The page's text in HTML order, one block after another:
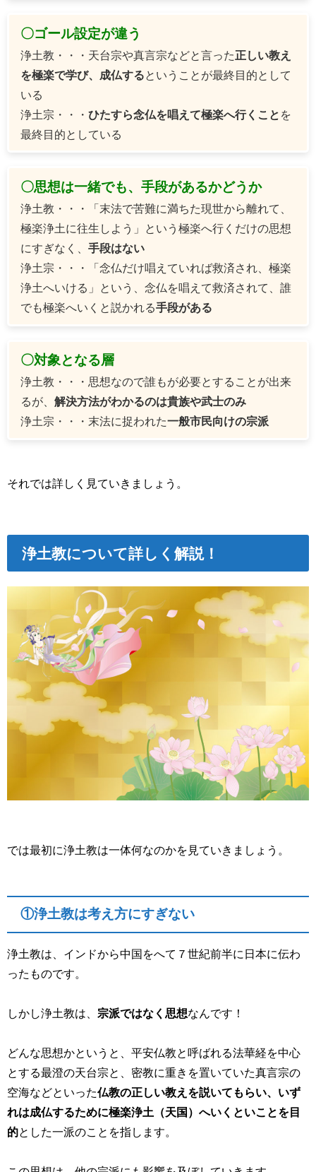
〇ゴール設定が違う
浄土教・・・天台宗や真言宗などと言った正しい教え
を極楽で学び、成仏する ということが最終目的として
いる
浄土宗・・・ ひたすら念仏を唱えて極楽へ行くこと を
最終目的としている
〇思想は一緒でも、手段があるかどうか
浄土教・・・「末法で苦難に満ちた現世から離れて、
極楽浄土に往生しよう」という極楽へ行くだけの思想
にすぎなく、 手段はない
浄土宗・・・「念仏だけ唱えていれば救済され、極楽
浄土へいける」という、念仏を唱えて救済されて、誰
でも極楽へいくと説かれる手段がある
〇対象となる層
浄土教・・・思想なので誰もが必要とすることが出来
るが、 解決方法がわかるのは貴族や武士のみ
浄土宗・・・末法に捉われた一般市民向けの宗派
それでは詳しく見ていきましょう。
浄土教について詳しく解説！
では最初に浄土教は一体何なのかを見ていきましょう。
①浄土教は考え方にすぎない
浄土教は、インドから中国をへて７世紀前半に日本に伝わ
ったものです。
しかし浄土教は、 宗派ではなく思想なんです！
どんな思想かというと、平安仏教と呼ばれる法華経を中心
とする最澄の天台宗と、密教に重きを置いていた真言宗の
空海などといった仏教の正しい教えを説いてもらい、いず
れは成仏するために極楽浄土（天国）へいくといことを目
的とした一派のことを指します。